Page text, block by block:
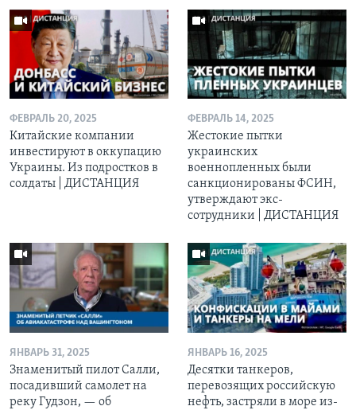
ФЕВРАЛЬ 20, 2025
Китайские компании
инвестируют в оккупацию
Украины. Из подростков в
солдаты | ДИСТАНЦИЯ
ФЕВРАЛЬ 14, 2025
Жестокие пытки
украинских
военнопленных были
санкционированы ФСИН,
утверждают экс-
сотрудники | ДИСТАНЦИЯ
ЯНВАРЬ 31, 2025
Знаменитый пилот Салли,
посадивший самолет на
реку Гудзон, — об
ЯНВАРЬ 16, 2025
Десятки танкеров,
перевозящих российскую
нефть, застряли в море из-